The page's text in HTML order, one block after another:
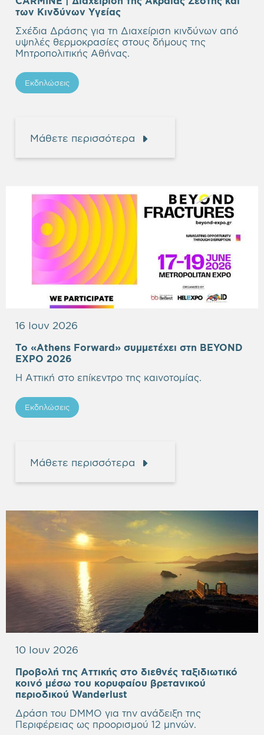
των Κινδύνων Υγείας
Σχέδια Δράσης για τη Διαχείριση κινδύνων από
υψηλές θερμοκρασίες στους δήμους της
Μητροπολιτικής Αθήνας.
Εκδηλώσεις
Μάθετε περισσότερα
16 Ιουν 2026
Το «Athens Forward» συμμετέχει στη BEYOND
EXPO 2026
Η Αττική στο επίκεντρο της καινοτομίας.
Εκδηλώσεις
Μάθετε περισσότερα
10 Ιουν 2026
Προβολή της Αττικής στο διεθνές ταξιδιωτικό
κοινό μέσω του κορυφαίου βρετανικού
περιοδικού Wanderlust
Δράση του DMMO για την ανάδειξη της
Περιφέρειας ως προορισμού 12 μηνών.